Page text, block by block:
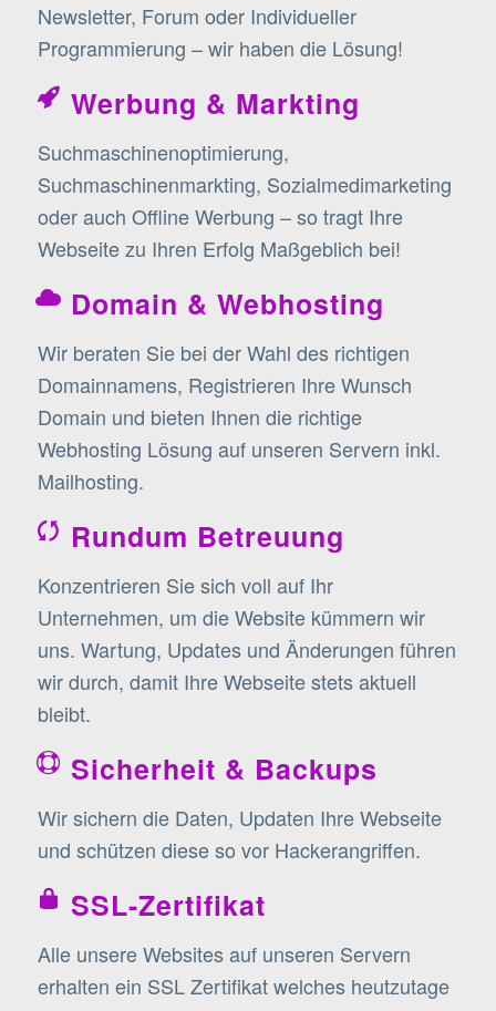
Newsletter, Forum oder Individueller
Programmierung – wir haben die Lösung!
Werbung & Markting
Suchmaschinenoptimierung,
Suchmaschinenmarkting, Sozialmedimarketing
oder auch Offline Werbung – so tragt Ihre
Webseite zu Ihren Erfolg Maßgeblich bei!
Domain & Webhosting
Wir beraten Sie bei der Wahl des richtigen
Domainnamens, Registrieren Ihre Wunsch
Domain und bieten Ihnen die richtige
Webhosting Lösung auf unseren Servern inkl.
Mailhosting.
Rundum Betreuung
Konzentrieren Sie sich voll auf Ihr
Unternehmen, um die Website kümmern wir
uns. Wartung, Updates und Änderungen führen
wir durch, damit Ihre Webseite stets aktuell
bleibt.
Sicherheit & Backups
Wir sichern die Daten, Updaten Ihre Webseite
und schützen diese so vor Hackerangriffen.
SSL-Zertifikat
Alle unsere Websites auf unseren Servern
erhalten ein SSL Zertifikat welches heutzutage